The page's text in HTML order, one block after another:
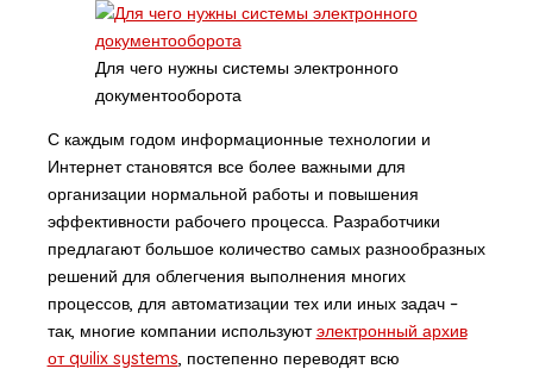
Для чего нужны системы электронного
документооборота
С каждым годом информационные технологии и
Интернет становятся все более важными для
организации нормальной работы и повышения
эффективности рабочего процесса. Разработчики
предлагают большое количество самых разнообразных
решений для облегчения выполнения многих
процессов, для автоматизации тех или иных задач –
так, многие компании используютэлектронный архив
от quilix systems, постепенно переводят всю